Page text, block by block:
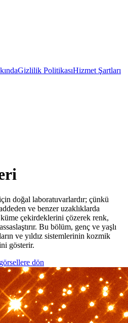
Gizlilik PolitikasıHizmet Şartları
doğal laboratuvarlardır; çünkü
ve benzer uzaklıklarda
çekirdeklerini çözerek renk,
Bu bölüm, genç ve yaşlı
ve yıldız sistemlerinin kozmik
gösterir.
dön